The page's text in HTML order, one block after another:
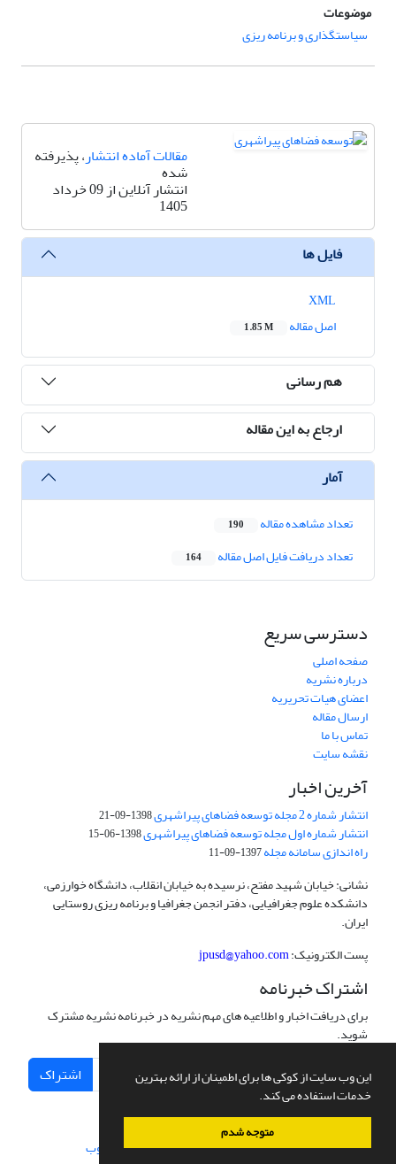
این وب سایت از کوکی ها برای اطمینان از ارائه بهترین
خدمات استفاده می کند.
متوجه شدم
موضوعات
سیاستگذاری و برنامه ریزی
مقالات آماده انتشار، پذیرفته
شده
انتشار آنلاین از 09 خرداد
1405
فایل ها
اصل مقاله
1.85 M
هم رسانی
ارجاع به این مقاله
آمار
تعداد مشاهده مقاله 190
تعداد دریافت فایل اصل مقاله 164
دسترسی سریع
صفحه اصلی
درباره نشریه
اعضای هیات تحریریه
ارسال مقاله
تماس با ما
نقشه سایت
آخرین اخبار
انتشار شماره 2 مجله توسعه فضاهای پیراشهری 1398-09-21
انتشار شماره اول مجله توسعه فضاهای پیراشهری1398-06-15
راه اندازی سامانه مجله1397-09-11
نشانی: خیابان شهید مفتح، نرسیده به خیابان انقلاب، دانشگاه خوارزمی،
دانشکده علوم جغرافیایی، دفتر انجمن جغرافیا و برنامه ریزی روستایی
ایران.
پست الکترونیک:jpusd@yahoo.com
اشتراک خبرنامه
برای دریافت اخبار و اطلاعیه های مهم نشریه در خبرنامه نشریه مشترک
شوید.
اشتراک
سامانه مدیریت نشریات علمی.طراحی و پیاده سازی از سیناوب